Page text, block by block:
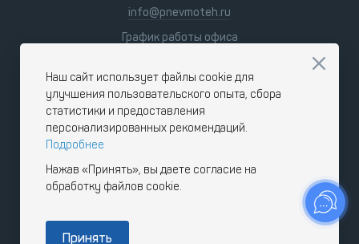
info@pnevmoteh.ru
График работы офиса
9:00 - 18:00
Наш сайт использует файлы cookie для
улучшения пользовательского опыта, сбора
статистики и предоставления
персонализированных рекомендаций.
Подробнее
Нажав «Принять», вы даете согласие на
обработку файлов cookie.
Принять